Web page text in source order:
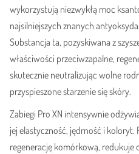
wykorzystują niezwykłą moc
najsilniejszych znanych
Substancja ta, pozyskiwana z
właściwości przeciwzapalne,
skutecznie neutralizując wolne
przyspieszone starzenie się skóry.
Zabiegi Pro XN intensywnie
jej elastyczność, jędrność i
regenerację komórkową, redukuje